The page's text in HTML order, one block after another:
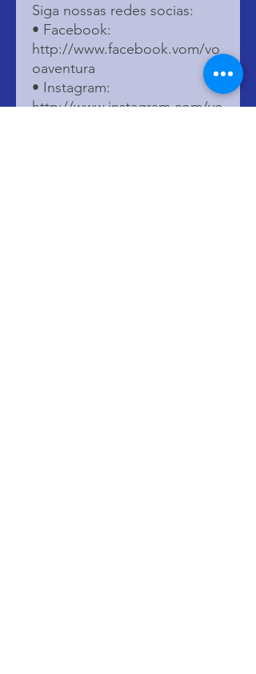
Siga nossas redes socias:
• Facebook:
http://www.facebook.vom/vo
oaventura
• Instagram:
http://www.instagram.com/vo